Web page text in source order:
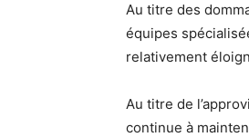
Au titre des
équipes
relativement
Au titre de
continue à